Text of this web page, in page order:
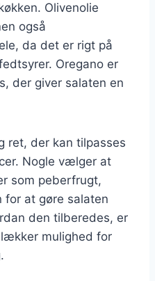
Olivenolie
også
da det er rigt på
Oregano er
der giver salaten en
ret, der kan tilpasses
Nogle vælger at
som peberfrugt,
for at gøre salaten
den tilberedes, er
mulighed for